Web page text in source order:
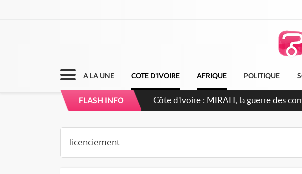
A LA UNE COTE D'IVOIRE AFRIQUE POLITIQUE
FLASH INFO Côte d'Ivoire : Indépendance 2026,